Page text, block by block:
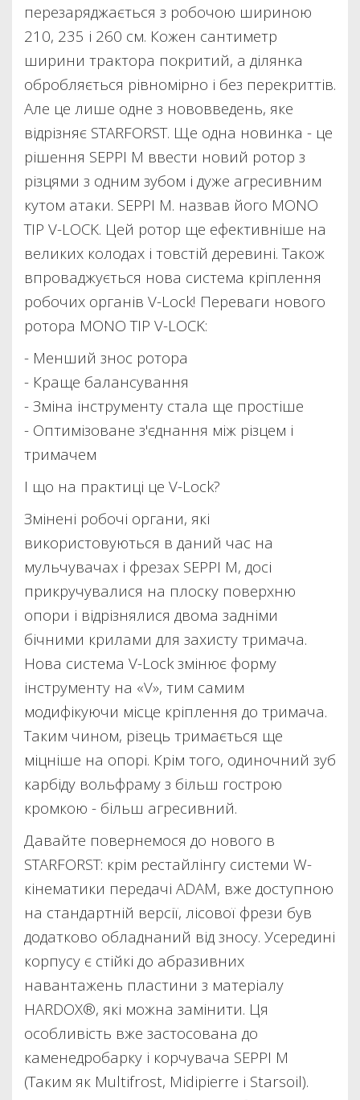
перезаряджається з робочою шириною
210, 235 і 260 см. Кожен сантиметр
ширини трактора покритий, а ділянка
обробляється рівномірно і без перекриттів.
Але це лише одне з нововведень, яке
відрізняє STARFORST. Ще одна новинка - це
рішення SEPPI M ввести новий ротор з
різцями з одним зубом і дуже агресивним
кутом атаки. SEPPI M. назвав його MONO
TIP V-LOCK. Цей ротор ще ефективніше на
великих колодах і товстій деревині. Також
впроваджується нова система кріплення
робочих органів V-Lock! Переваги нового
ротора MONO TIP V-LOCK:
- Менший знос ротора
- Краще балансування
- Зміна інструменту стала ще простіше
- Оптимізоване з'єднання між різцем і
тримачем
І що на практиці це V-Lock?
Змінені робочі органи, які
використовуються в даний час на
мульчувачах і фрезах SEPPI M, досі
прикручувалися на плоску поверхню
опори і відрізнялися двома задніми
бічними крилами для захисту тримача.
Нова система V-Lock змінює форму
інструменту на «V», тим самим
модифікуючи місце кріплення до тримача.
Таким чином, різець тримається ще
міцніше на опорі. Крім того, одиночний зуб
карбіду вольфраму з більш гострою
кромкою - більш агресивний.
Давайте повернемося до нового в
STARFORST: крім рестайлінгу системи W-
кінематики передачі ADAM, вже доступною
на стандартній версії, лісової фрези був
додатково обладнаний від зносу. Усередині
корпусу є стійкі до абразивних
навантажень пластини з матеріалу
HARDOX®, які можна замінити. Ця
особливість вже застосована до
каменедробарку і корчувача SEPPI M
(Таким як Multifrost, Midipierre і Starsoil).